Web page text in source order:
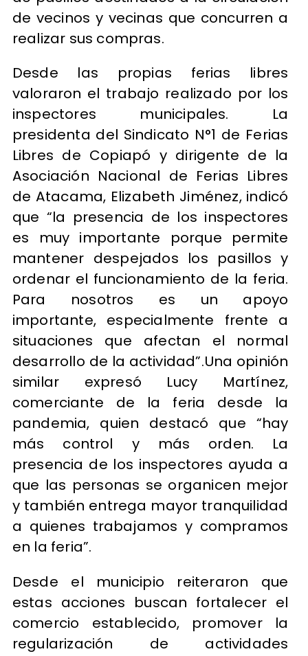
de vecinos y vecinas que concurren a
realizar sus compras.
Desde las propias ferias libres
valoraron el trabajo realizado por los
inspectores municipales. La
presidenta del Sindicato N°1 de Ferias
Libres de Copiapó y dirigente de la
Asociación Nacional de Ferias Libres
de Atacama, Elizabeth Jiménez, indicó
que “la presencia de los inspectores
es muy importante porque permite
mantener despejados los pasillos y
ordenar el funcionamiento de la feria.
Para nosotros es un apoyo
importante, especialmente frente a
situaciones que afectan el normal
desarrollo de la actividad”.Una opinión
similar expresó Lucy Martínez,
comerciante de la feria desde la
pandemia, quien destacó que “hay
más control y más orden. La
presencia de los inspectores ayuda a
que las personas se organicen mejor
y también entrega mayor tranquilidad
a quienes trabajamos y compramos
en la feria”.
Desde el municipio reiteraron que
estas acciones buscan fortalecer el
comercio establecido, promover la
regularización de actividades